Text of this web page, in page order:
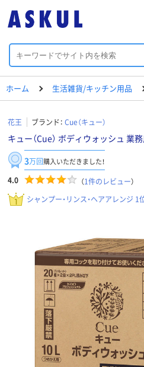
ホーム 生活雑貨/キッチン用品
花王 ブランド： Cue（キュー）
キュー（Cue） ボディウォッシュ 業
3万回購入いただきました！
4.0 （1件のレビュー）
シャンプー・リンス・ヘアアレンジ 1